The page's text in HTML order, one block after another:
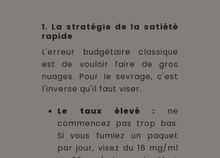
1. La stratégie de la satiété
rapide
L'erreur budgétaire classique
est de vouloir faire de gros
nuages. Pour le sevrage, c'est
l'inverse qu'il faut viser.
Le taux élevé : ne
commencez pas trop bas.
Si vous fumiez un paquet
par jour, visez du 18 mg/ml